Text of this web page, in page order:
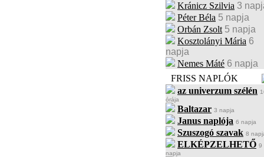
Kránicz Szilvia 3
Péter Béla 5 napja
Orbán Zsolt 5 napja
Kosztolányi Mária 6
napja
Nemes Máté 6 napja
FRISS NAPLÓK
az univerzum szélén
órája
Baltazar 3 napja
Janus naplója 6 napja
Szuszogó szavak 8
ELKÉPZELHETŐ 9
napja